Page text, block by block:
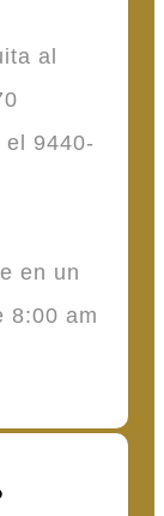
al
9440-
en un
8:00 am